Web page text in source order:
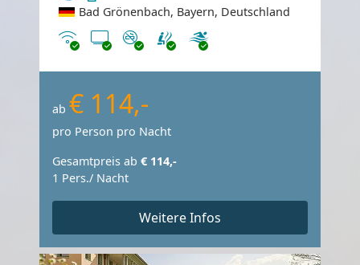
Bad Grönenbach, Bayern, Deutschland
InternetTV Nichtraucher
ab € 114,-
pro Person pro Nacht
Gesamtpreis ab € 114,-
1 Pers./ Nacht
Weitere Infos